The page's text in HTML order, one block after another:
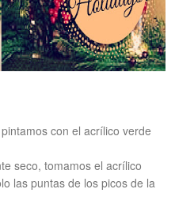
con el acrílico verde
seco, tomamos el acrílico
las puntas de los picos de la